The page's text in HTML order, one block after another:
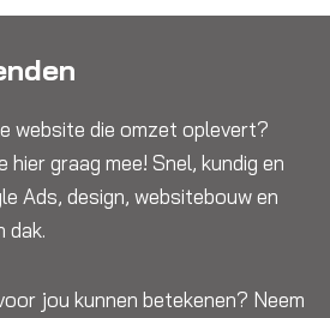
website die omzet oplevert?
hier graag mee! Snel, kundig en
Ads, design, websitebouw en
dak.
jou kunnen betekenen? Neem